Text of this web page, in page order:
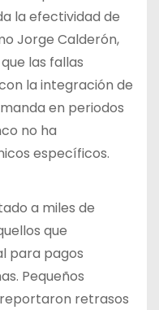
la efectividad de
Jorge Calderón,
las fallas
la integración de
en periodos
no ha
específicos.
a miles de
que
para pagos
Pequeños
retrasos